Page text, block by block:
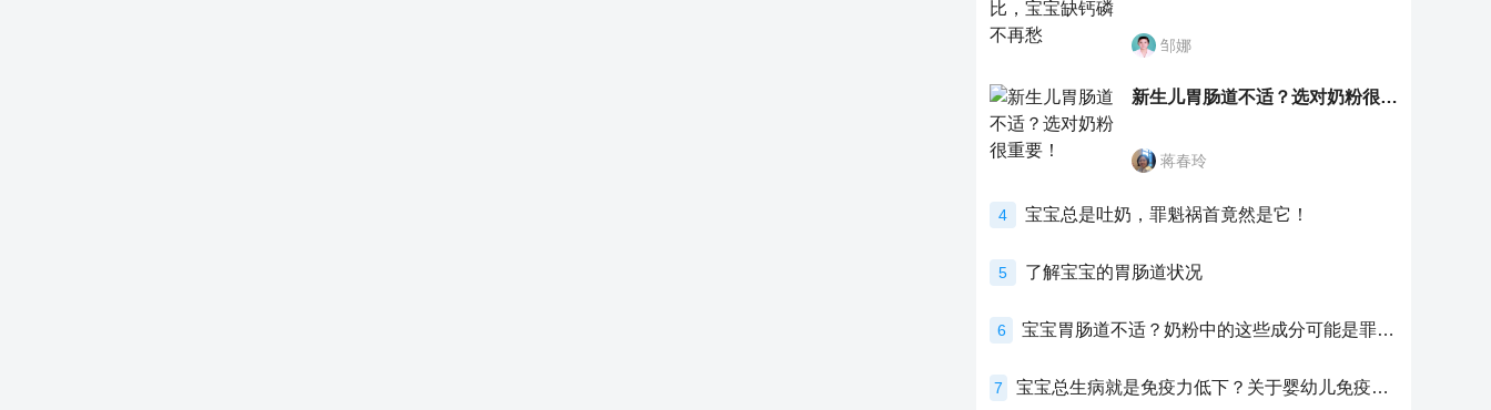
邹娜
新生儿胃肠道不适？选对奶粉很重要！
蒋春玲
4 宝宝总是吐奶，罪魁祸首竟然是它！
5 了解宝宝的胃肠道状况
6 宝宝胃肠道不适？奶粉中的这些成分可能是罪魁祸首！
7 宝宝总生病就是免疫力低下？关于婴幼儿免疫力的真相，家长必须了解！